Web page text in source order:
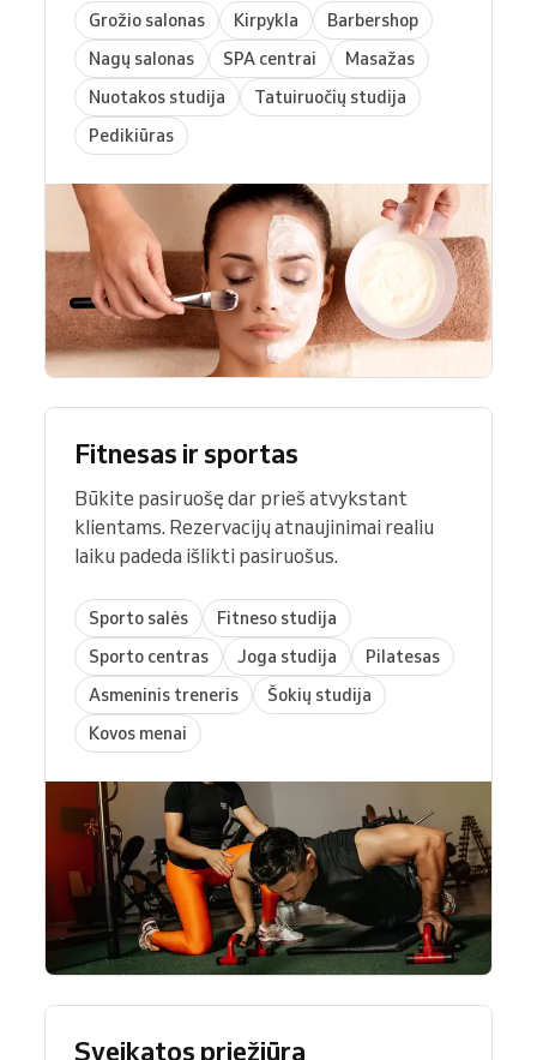
Grožio salonas Kirpykla
Barbershop
Nagų salonas
SPA centrai
Masažas
Nuotakos studija
Tatuiruočių studija
Pedikiūras
Fitnesas ir sportas
Būkite pasiruošę dar prieš atvykstant
klientams. Rezervacijų atnaujinimai realiu
laiku padeda išlikti pasiruošus.
Sporto salės
Fitneso studija
Sporto centras
Joga studija
Pilatesas
Asmeninis treneris
Šokių studija
Kovos menai
Sveikatos priežiūra